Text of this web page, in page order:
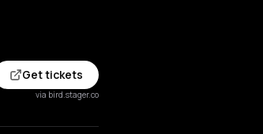
Get tickets
via bird.stager.co